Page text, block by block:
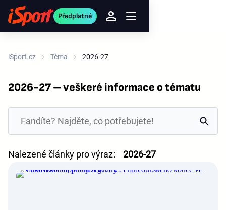
Předplatné
iSport.cz Téma 2026-27
2026-27 – veškeré informace o tématu
Nalezené články pro výraz: 2026-27